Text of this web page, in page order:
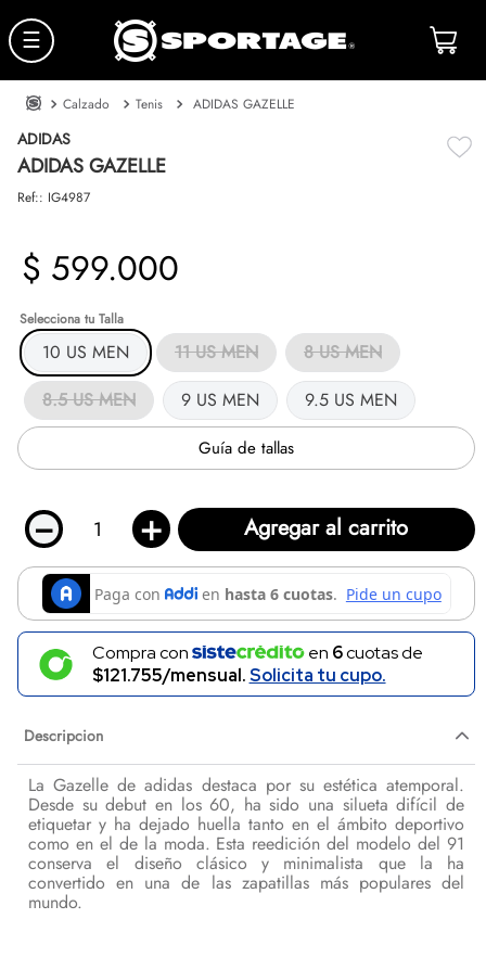
☰
Calzado Tenis ADIDAS GAZELLE
ADIDAS
ADIDAS GAZELLE
Ref:: IG4987
$ 599.000
Talla
10 US MEN 11 US MEN
8 US MEN
8.5 US MEN
9 US MEN 9.5 US MEN
Guía de tallas
＋
－ Agregar al carrito
Compra con en 6cuotas de
$121.755/mensual.Solicita tu cupo.
Descripcion
La Gazelle de adidas destaca por su estética atemporal.
Desde su debut en los 60, ha sido una silueta difícil de
etiquetar y ha dejado huella tanto en el ámbito deportivo
como en el de la moda. Esta reedición del modelo del 91
conserva el diseño clásico y minimalista que la ha
convertido en una de las zapatillas más populares del
mundo.